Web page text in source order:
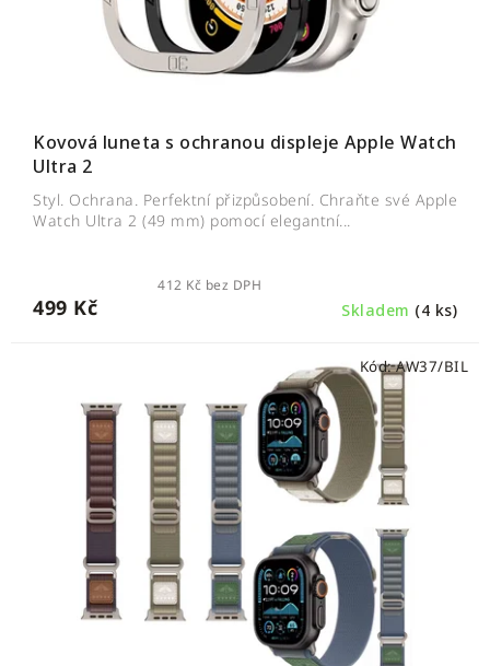
Kovová luneta s ochranou displeje Apple Watch
Ultra 2
Skladem (4 ks)
412 Kč bez DPH
499 Kč
Styl. Ochrana. Perfektní přizpůsobení. Chraňte své Apple
Watch Ultra 2 (49 mm) pomocí elegantní...
Kód:AW37/BIL